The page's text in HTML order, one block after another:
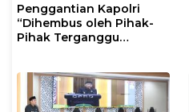
Penggantian Kapolri
“Dihembus oleh Pihak-
Pihak Terganggu